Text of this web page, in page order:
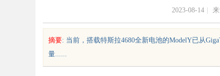
2023-08-14
摘要: 当前，搭载特斯拉4680全新电池的ModelY已从
量......